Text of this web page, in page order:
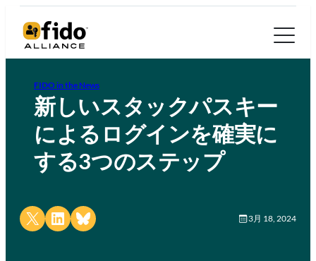
FIDO in the News
新しいスタックパスキー
によるログインを確実に
する3つのステップ
Share on X Share on LinkedIn
Share on Bluesky 3月 18, 2024